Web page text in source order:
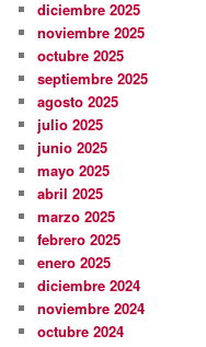
diciembre 2025
noviembre 2025
octubre 2025
septiembre 2025
agosto 2025
julio 2025
junio 2025
mayo 2025
abril 2025
marzo 2025
febrero 2025
enero 2025
diciembre 2024
noviembre 2024
octubre 2024